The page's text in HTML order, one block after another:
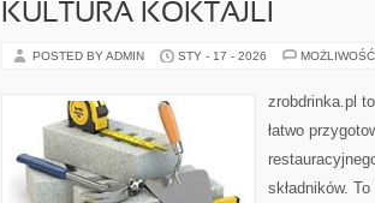
KULTURA KOKTAJLI
POSTED BY ADMIN STY - 17 - 2026
zrobdrinka.pl
łatwo
składników.